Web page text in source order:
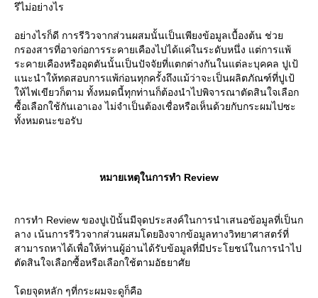
รึไม่อย่างไร
อย่างไรก็ดี การรีวิวจากส่วนผสมนั้นเป็นเพียงข้อมูลเบื้องต้น ช่ว
กรองสารที่อาจก่อการระคายเคืองไปได้แค่ในระดับหนึ่ง แต่การแพ้
ระคายเคืองหรืออุดตันนั้นเป็นปัจจัยที่แตกต่างกันในแต่ละบุคคล ปูเป้
นะนำให้ทดสอบการแพ้ก่อนทุกครั้งถึงแม้ว่าจะเป็นผลิตภัณฑ์ที่ปูเป้
ห้ไฟเขียวก็ตาม ทั้งหมดนี้ทุกท่านก็ต้องนำไปพิจารณาตัดสินใจเลือก
ซื้อเลือกใช้กันเอาเอง ไม่จำเป็นต้องเชื่อหรือเห็นด้วยกับกระผมไปซะ
ทั้งหมดนะขอรับ
หมายเหตุในการทำ Review
การทำ Review ของปูเป้นั้นมีจุดประสงค์ในการนำเสนอข้อมูลที่เป็นก
ลาง เน้นการรีวิวจากส่วนผสมโดยอิงจากข้อมูลทางวิทยาศาสตร์ที่
สามารถหาได้เพื่อให้ท่านผู้อ่านได้รับข้อมูลที่มีประโยชน์ในการนำไป
ตัดสินใจเลือกซื้อหรือเลือกใช้ตามอัธยาศั
ดยจุดหลัก ๆที่กระผมจะดูก็คือ